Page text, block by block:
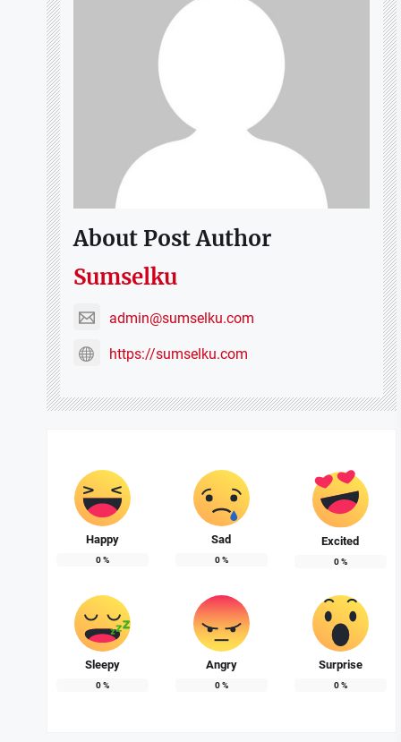
About Post Author
Sumselku
admin@sumselku.com
https://sumselku.com
Happy
0%
Sad
0%
Excited
0%
Sleepy
0%
Angry
0%
Surprise
0%